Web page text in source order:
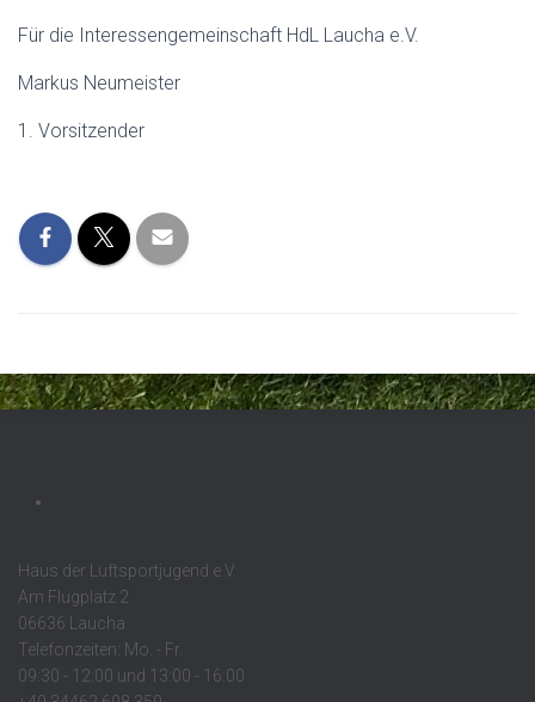
Für die Interessengemeinschaft HdL Laucha e.V.
Markus Neumeister
1. Vorsitzender
Haus der Luftsportjugend e.V.
Am Flugplatz 2
06636 Laucha
Telefonzeiten: Mo. - Fr.
09:30 - 12:00 und 13:00 - 16:00